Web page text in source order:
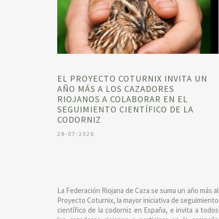
EL PROYECTO COTURNIX INVITA UN
AÑO MÁS A LOS CAZADORES
RIOJANOS A COLABORAR EN EL
SEGUIMIENTO CIENTÍFICO DE LA
CODORNIZ
28-07-2026
La Federación Riojana de Caza se suma un año más al
Proyecto Coturnix, la mayor iniciativa de seguimiento
científico de la codorniz en España, e invita a todos